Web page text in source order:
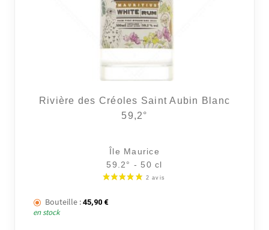
Rivière des Créoles Saint Aubin Blanc
59,2°
Île Maurice
59.2° - 50 cl
Bouteille : 45,90 €
en stock